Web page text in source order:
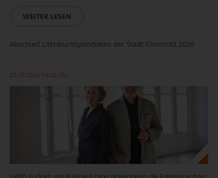
© Vojtěch Veškrna
WEITER LESEN
Abschied Literaturstipendiaten der Stadt Chemnitz 2026
25.09.2026 19:00 Uhr
Judith Kuckart und Burkhard Peter präsentieren die Ergebnisse ihres